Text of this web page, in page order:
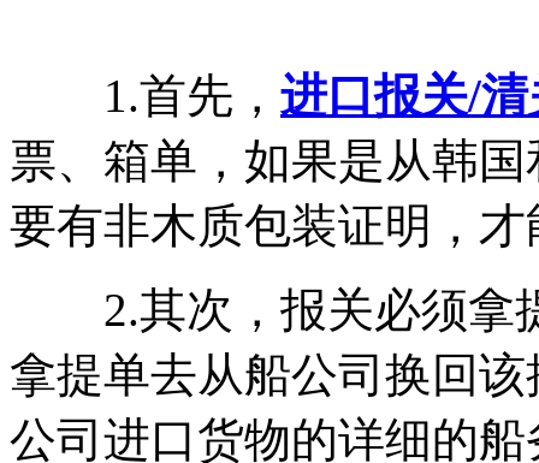
1.首先， 进口报关/清
票、箱单，如果是从韩
要有非木质包装证明，
2.其次，报关必须拿
拿提单去从船公司换回
公司进口货物的详细的